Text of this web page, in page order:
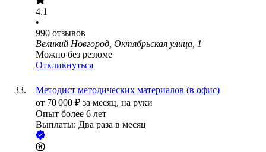
4.1
•
990 отзывов
Великий Новгород, Октябрьская улица, 1
Можно без резюме
Откликнуться
Методист методических материалов (в офис)
от 70 000 ₽ за месяц, на руки
Опыт более 6 лет
Выплаты: Два раза в месяц